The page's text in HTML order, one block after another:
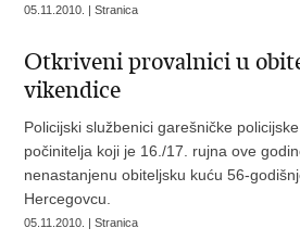
05.11.2010. | Stranica
Otkriveni provalnici u
vikendice
Policijski službenici garešničke
počinitelja koji je 16./17. rujna ove
nenastanjenu obiteljsku kuću 56-
Hercegovcu.
05.11.2010. | Stranica